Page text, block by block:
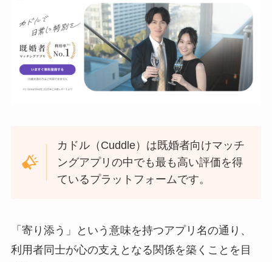
カドル（Cuddle）は既婚者向けマッチ
ングアプリの中でも最も高い評価を得
ているプラットフォームです。
「寄り添う」という意味を持つアプリ名の通り、
利用者同士が心の支えとなる関係を築くことを目